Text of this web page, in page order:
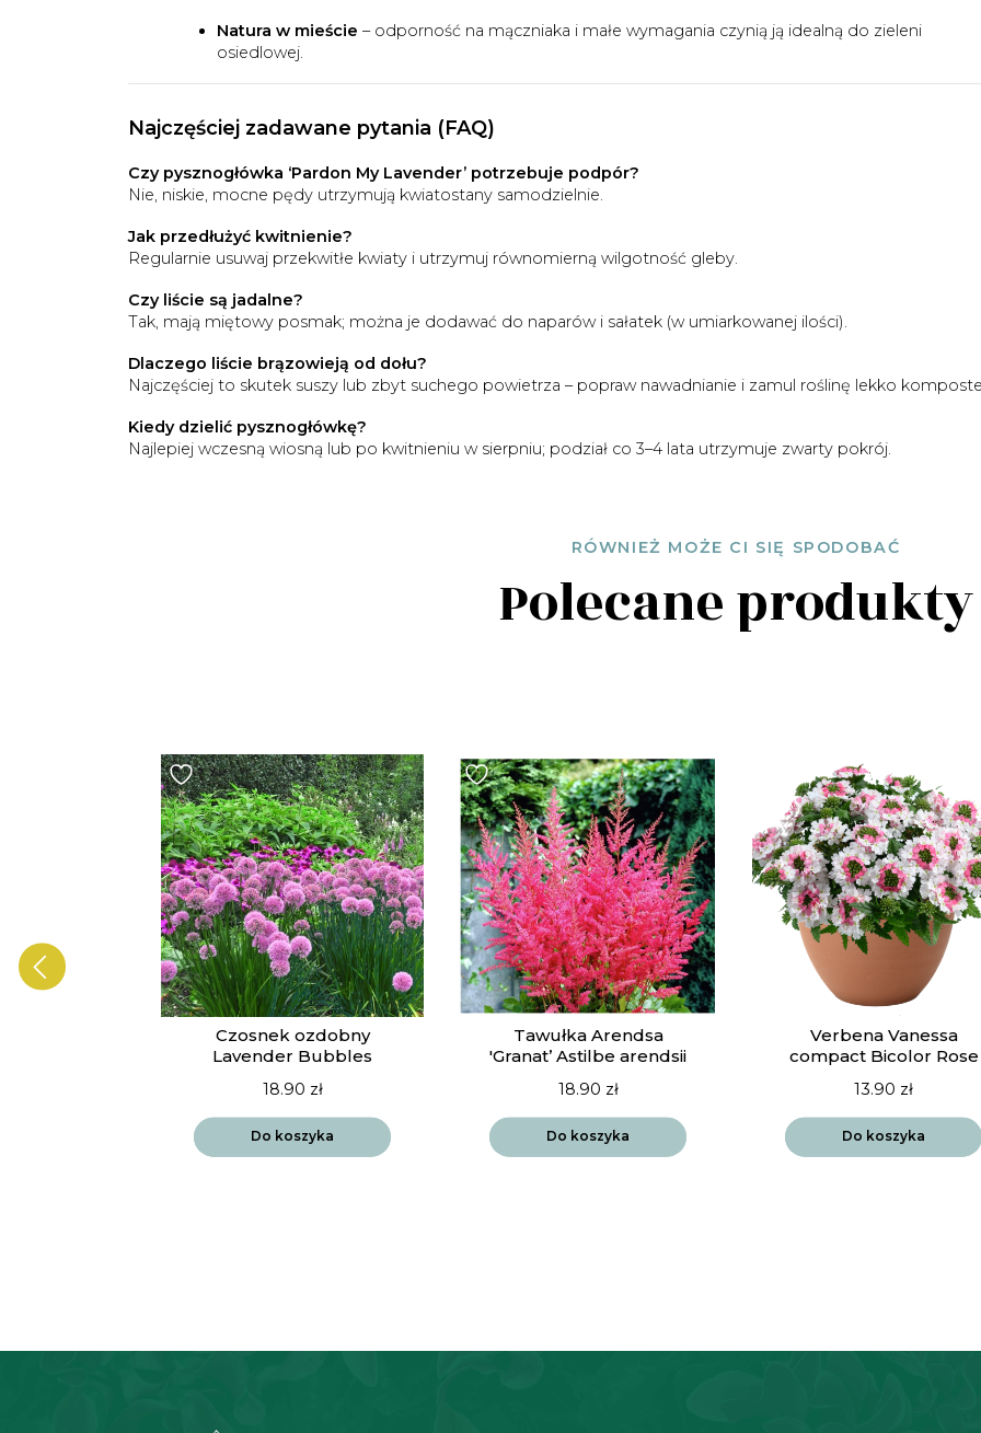
Natura w mieście – odporność na mączniaka i małe wymagania czynią ją idealną do zieleni
osiedlowej.
Najczęściej zadawane pytania (FAQ)
Czy pysznogłówka ‘Pardon My Lavender’ potrzebuje podpór?
Nie, niskie, mocne pędy utrzymują kwiatostany samodzielnie.
Jak przedłużyć kwitnienie?
Regularnie usuwaj przekwitłe kwiaty i utrzymuj równomierną wilgotność gleby.
Czy liście są jadalne?
Tak, mają miętowy posmak; można je dodawać do naparów i sałatek (w umiarkowanej ilości).
Dlaczego liście brązowieją od dołu?
Najczęściej to skutek suszy lub zbyt suchego powietrza – popraw nawadnianie i zamul roślinę lekko
Kiedy dzielić pysznogłówkę?
Najlepiej wczesną wiosną lub po kwitnieniu w sierpniu; podział co 3–4 lata utrzymuje zwarty pokrój.
RÓWNIEŻ MOŻE CI SIĘ SPODOBAĆ
Polecane produkty
Czosnek ozdobny
Lavender Bubbles
18.90 zł
Do koszyka
Tawułka Arendsa
'Granat’ Astilbe arendsii
18.90 zł
Do koszyka
Verbena Vanessa
compact Bicolor Rose
13.90 zł
Do koszyka